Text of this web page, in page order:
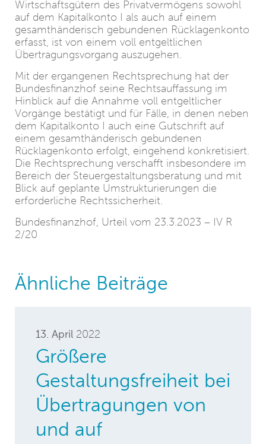
Wirtschaftsgütern des Privatvermögens sowohl
auf dem Kapitalkonto I als auch auf einem
gesamthänderisch gebundenen Rücklagenkonto
erfasst, ist von einem voll entgeltlichen
Übertragungsvorgang auszugehen.
Mit der ergangenen Rechtsprechung hat der
Bundesfinanzhof seine Rechtsauffassung im
Hinblick auf die Annahme voll entgeltlicher
Vorgänge bestätigt und für Fälle, in denen neben
dem Kapitalkonto I auch eine Gutschrift auf
einem gesamthänderisch gebundenen
Rücklagenkonto erfolgt, eingehend konkretisiert.
Die Rechtsprechung verschafft insbesondere im
Bereich der Steuergestaltungsberatung und mit
Blick auf geplante Umstrukturierungen die
erforderliche Rechtssicherheit.
Bundesfinanzhof, Urteil vom 23.3.2023 – IV R
2/20
Ähnliche Beiträge
13. April 2022
Größere
Gestaltungsfreiheit bei
Übertragungen von
und auf